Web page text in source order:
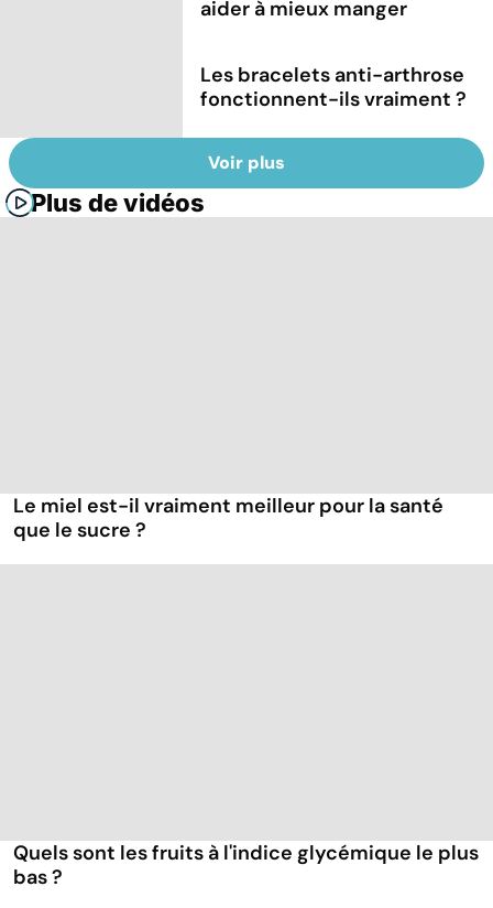
aider à mieux manger
Les bracelets anti-arthrose
fonctionnent-ils vraiment ?
Voir plus
Plus de vidéos
Le miel est-il vraiment meilleur pour la santé
que le sucre ?
Quels sont les fruits à l'indice glycémique le plus
bas ?